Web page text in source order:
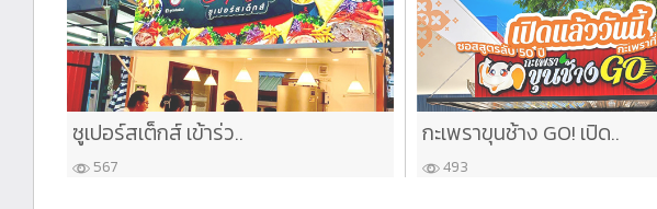
ซูเปอร์สเต็กส์ เข้าร่ว..
567
กะเพราขุนช้าง GO! เปิด..
493